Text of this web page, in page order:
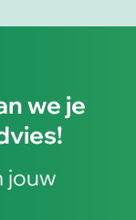
we je
jouw